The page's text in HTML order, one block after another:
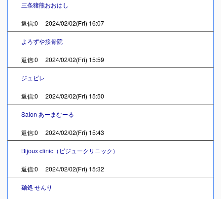
三条猪熊おおはし
返信:0 2024/02/02(Fri) 16:07
よろずや接骨院
返信:0 2024/02/02(Fri) 15:59
ジュビレ
返信:0 2024/02/02(Fri) 15:50
Salon あーまむーる
返信:0 2024/02/02(Fri) 15:43
Bijoux clinic（ビジュークリニック）
返信:0 2024/02/02(Fri) 15:32
麺処 せんり